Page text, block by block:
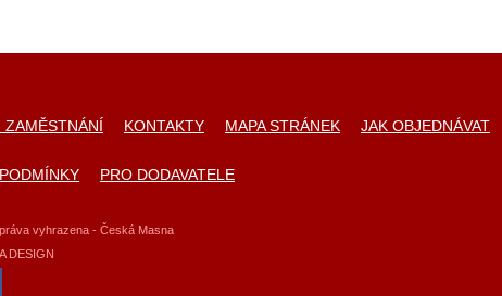
ZAMĚSTNÁNÍ KONTAKTY MAPA STRÁNEK JAK OBJEDNÁVAT
PRO DODAVATELE
vyhrazena - Česká Masna
DESIGN